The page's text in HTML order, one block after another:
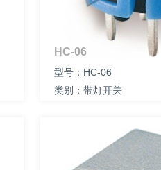
HC-06
型号：HC-06
类别：带灯开关